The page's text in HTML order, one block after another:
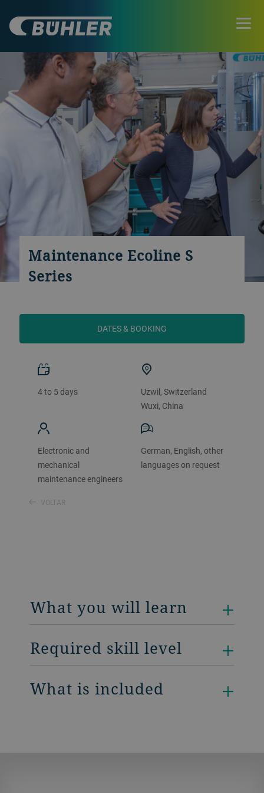
Maintenance Ecoline S
Series
DATES & BOOKING
4 to 5 days
Uzwil, Switzerland
Wuxi, China
Electronic and
mechanical
maintenance engineers
German, English, other
languages on request
VOLTAR
What you will learn
Required skill level
What is included